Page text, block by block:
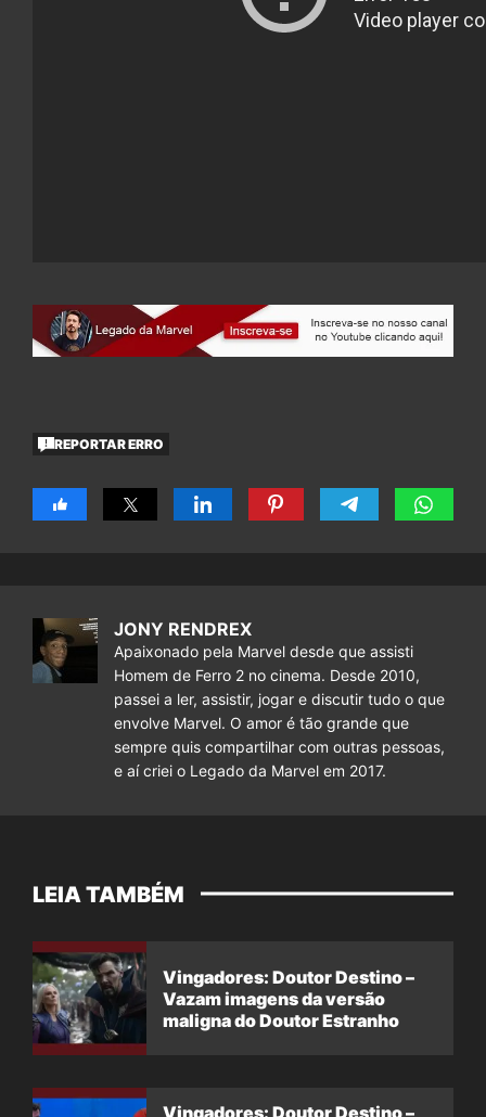
REPORTAR ERRO
JONY RENDREX
Apaixonado pela Marvel desde que assisti
Homem de Ferro 2 no cinema. Desde 2010,
passei a ler, assistir, jogar e discutir tudo o que
envolve Marvel. O amor é tão grande que
sempre quis compartilhar com outras pessoas,
e aí criei o Legado da Marvel em 2017.
LEIA TAMBÉM
Vingadores: Doutor Destino –
Vazam imagens da versão
maligna do Doutor Estranho
Vingadores: Doutor Destino –